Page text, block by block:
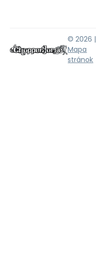
© 2026 |
Mapa
stránok